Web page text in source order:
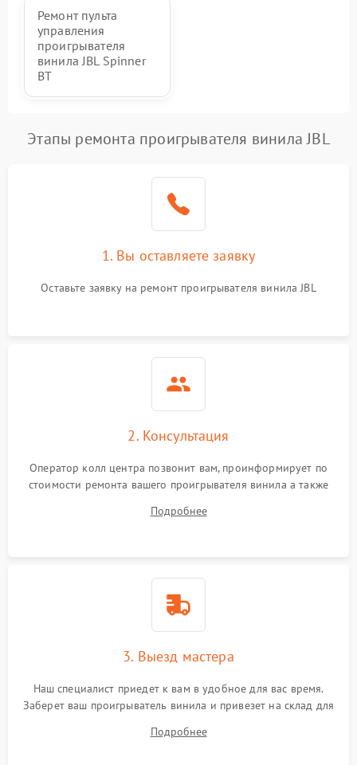
Ремонт пульта
управления
проигрывателя
винила JBL Spinner
BT
Этапы ремонта проигрывателя винила JBL
1. Вы оставляете заявку
Оставьте заявку на ремонт проигрывателя винила JBL
2. Консультация
Оператор колл центра позвонит вам, проинформирует по
стоимости ремонта вашего проигрывателя винила а также
Подробнее
3. Выезд мастера
Наш специалист приедет к вам в удобное для вас время.
Заберет ваш проигрыватель винила и привезет на склад для
Подробнее